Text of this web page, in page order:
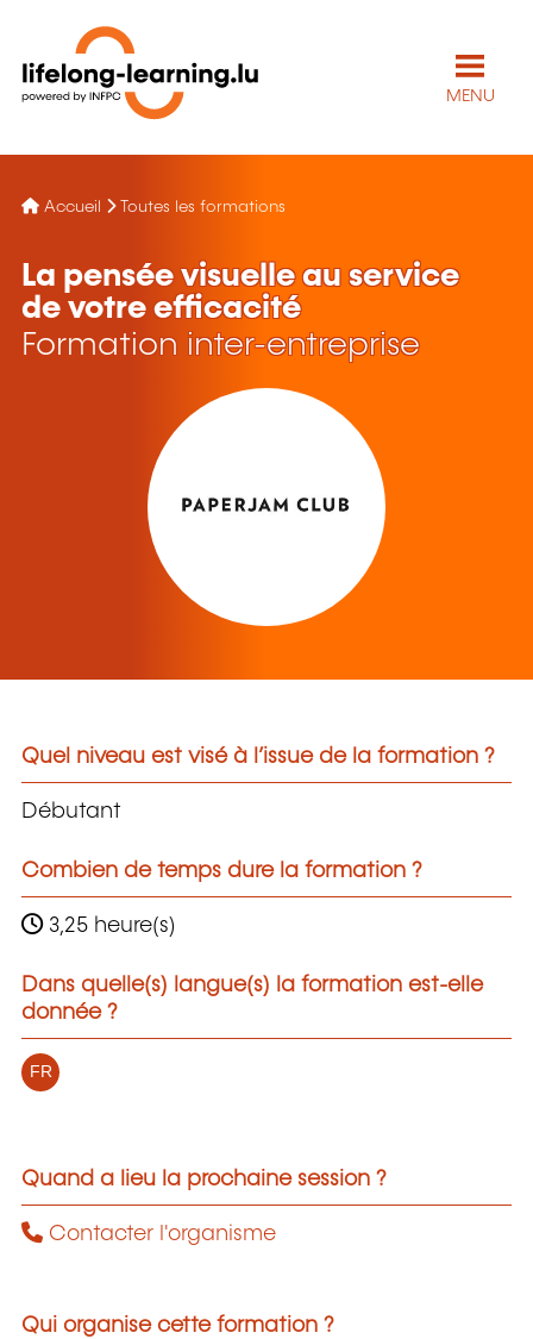
MENU
Accueil Toutes les formations
La pensée visuelle au service
de votre efficacité
Formation inter-entreprise
Quel niveau est visé à l’issue de la formation ?
Débutant
Combien de temps dure la formation ?
3,25 heure(s)
Dans quelle(s) langue(s) la formation est-elle
donnée ?
FR
Quand a lieu la prochaine session ?
Contacter l'organisme
Qui organise cette formation ?